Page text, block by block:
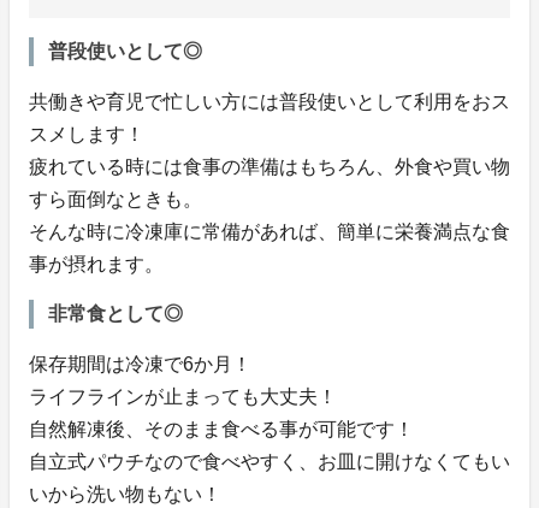
普段使いとして◎
共働きや育児で忙しい方には普段使いとして利用をおス
スメします！
疲れている時には食事の準備はもちろん、外食や買い物
すら面倒なときも。
そんな時に冷凍庫に常備があれば、簡単に栄養満点な食
事が摂れます。
非常食として◎
保存期間は冷凍で6か月！
ライフラインが止まっても大丈夫！
自然解凍後、そのまま食べる事が可能です！
自立式パウチなので食べやすく、お皿に開けなくてもい
いから洗い物もない！